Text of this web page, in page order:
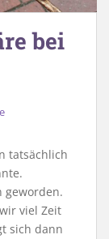
bei
tatsächlich
geworden.
viel Zeit
sich dann